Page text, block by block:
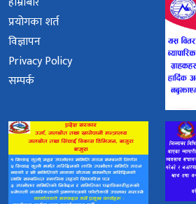
प्रयोगका शर्त
विज्ञापन
Privacy Policy
सम्पर्क